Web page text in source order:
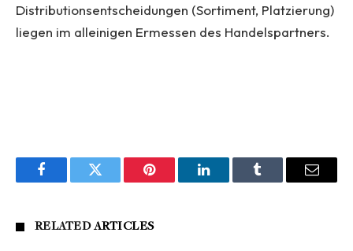
Distributionsentscheidungen (Sortiment, Platzierung)
liegen im alleinigen Ermessen des Handelspartners.
FacebookTwitter Pinterest LinkedInTumblr Email
RELATEDARTICLES